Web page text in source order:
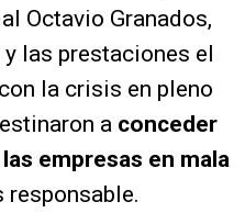
Octavio Granados,
las prestaciones el
la crisis en pleno
a conceder
empresas en mala
responsable.